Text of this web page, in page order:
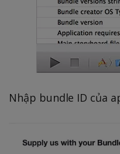
Nhập bundle ID của